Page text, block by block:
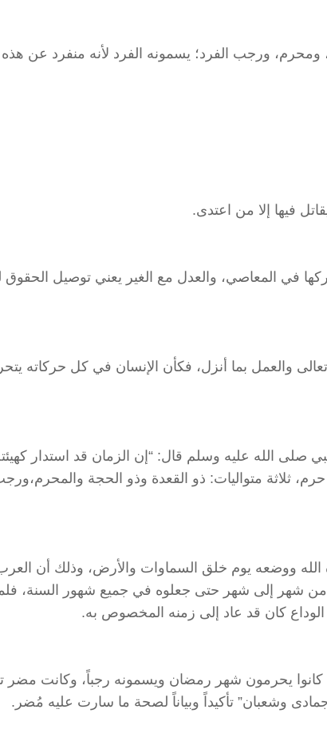
ومحرم، ورجب الفرد؛ يسمونه الفرد لأنه منفرد عن هذه
فيها إلا من اعتدى.
في المعاصي، والعدل مع الغير يعني توصيل الحقوق
والعمل بما أنزل، فكأن الإنسان في كل حركاته
الله عليه وسلم قال: “إن الزمان قد استدار
ثلاثة متواليات: ذو القعدة وذو الحجة
ووضعه يوم خلق السماوات والأرض، وذلك أن العرب
من شهر إلى شهر حتى جعلوه في جميع شهور السنة،
كان قد عاد إلى زمنه المخصوص به.
يحرمون شهر رمضان ويسمونه رجباً، وكانت مضر
وشعبان” تأكيداً وبياناً لصحة ما سارت عليه مُضر.